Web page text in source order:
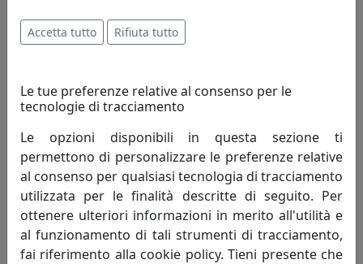
TAVOLINO ROUND 1 ROTONDO D40 OUTDOOR ECT05040-03
PIOGGIA
Accetta tutto Rifiuta tutto
Le tue preferenze relative al consenso per le
tecnologie di tracciamento
Le opzioni disponibili in questa sezione ti
permettono di personalizzare le preferenze relative
al consenso per qualsiasi tecnologia di tracciamento
utilizzata per le finalità descritte di seguito. Per
ottenere ulteriori informazioni in merito all'utilità e
al funzionamento di tali strumenti di tracciamento,
fai riferimento alla cookie policy. Tieni presente che